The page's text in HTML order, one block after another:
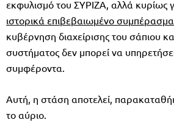
εκφυλισμό του ΣΥΡΙΖΑ, αλλά κυρίως
ιστορικά επιβεβαιωμένο συμπέρασμα
κυβέρνηση διαχείρισης του σάπιου
συστήματος δεν μπορεί να
συμφέροντα.
Αυτή, η στάση αποτελεί,
το αύριο.